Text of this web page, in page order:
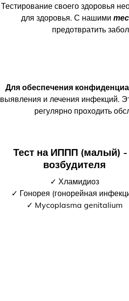
Тестирование своего здоровья
для здоровья. С нашими
предотвратить
Для обеспечения
выявления и лечения инфекций.
регулярно проходить
Тест на ИППП (малый) -
возбудителя
✓ Хламидиоз
✓ Гонорея (гонорейная
✓ Mycoplasma genitalium